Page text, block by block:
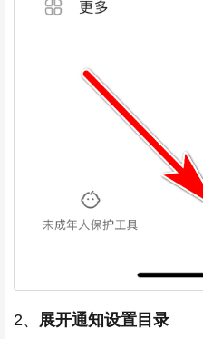
2、 展开通知设置目录